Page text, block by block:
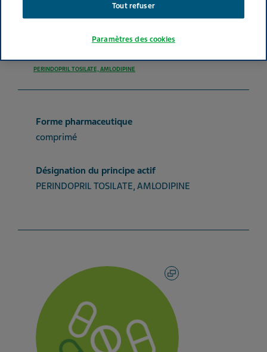
PERINDOPRIL TOSILATE, AMLODIPINE
Forme pharmaceutique
comprimé
Désignation du principe actif
PERINDOPRIL TOSILATE, AMLODIPINE
Tout refuser
Paramètres des cookies